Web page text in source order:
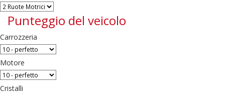
Punteggio del veicolo
Carrozzeria
Motore
Cristalli